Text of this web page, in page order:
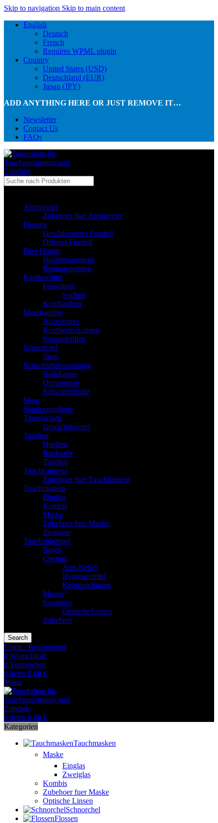
Skip to navigation Skip to main content
English
Deutsch
French
Requires WPML plugin
Country
United States (USD)
Deutschland (EUR)
Japan (JPY)
ADD ANYTHING HERE OR JUST REMOVE IT…
Newsletter
Contact Us
FAQs
Atemregler
Zubehoer fuer Atemregler
Flossen
Geschlossenes Fussteil
Offenes Fussteil
Fuer Hunde
Neoprenanzuege
Rettungswesten
Kaelteschutz
Fuesslinge
Socken
Kopfhauben
Merchandise
Accessoires
Kopfbedeckungen
Sonnenbrillen
Schnorchel
Shop
Schwimmausruestung
Badekappe
Ohrstoepsel
Schwimmbrille
Shop
Sonderangebote
Tarierjackets
Gewichtguertel
Taschen
Huellen
Rucksack
Taschen
Tauchkameras
Zubehoer fuer Tauchkamera
Tauchmasken
Einglas
Kombis
Maske
Zubehoer fuer Maske
Zweiglas
Tauchzubehoer
Bojen
Chemie
Anti-Nebel
Hygienemittel
Kennzeichnung
Messer
Sonstiges
Optische Linsen
Zubehoer
Search
Login / Registrieren
0 Wunschliste
0 Vergleichen
0 items 0,00 €
Menü
0 items 0,00 €
Kategorien
Tauchmasken
Maske
Einglas
Zweiglas
Kombis
Zubehoer fuer Maske
Optische Linsen
Schnorchel
Flossen